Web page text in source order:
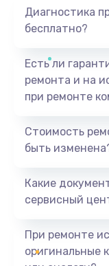
Диагностика
бесплатно?
Есть ли
ремонта и на
при ремонте
Стоимость
быть
Какие
сервисный
При ремонте
оригинальные